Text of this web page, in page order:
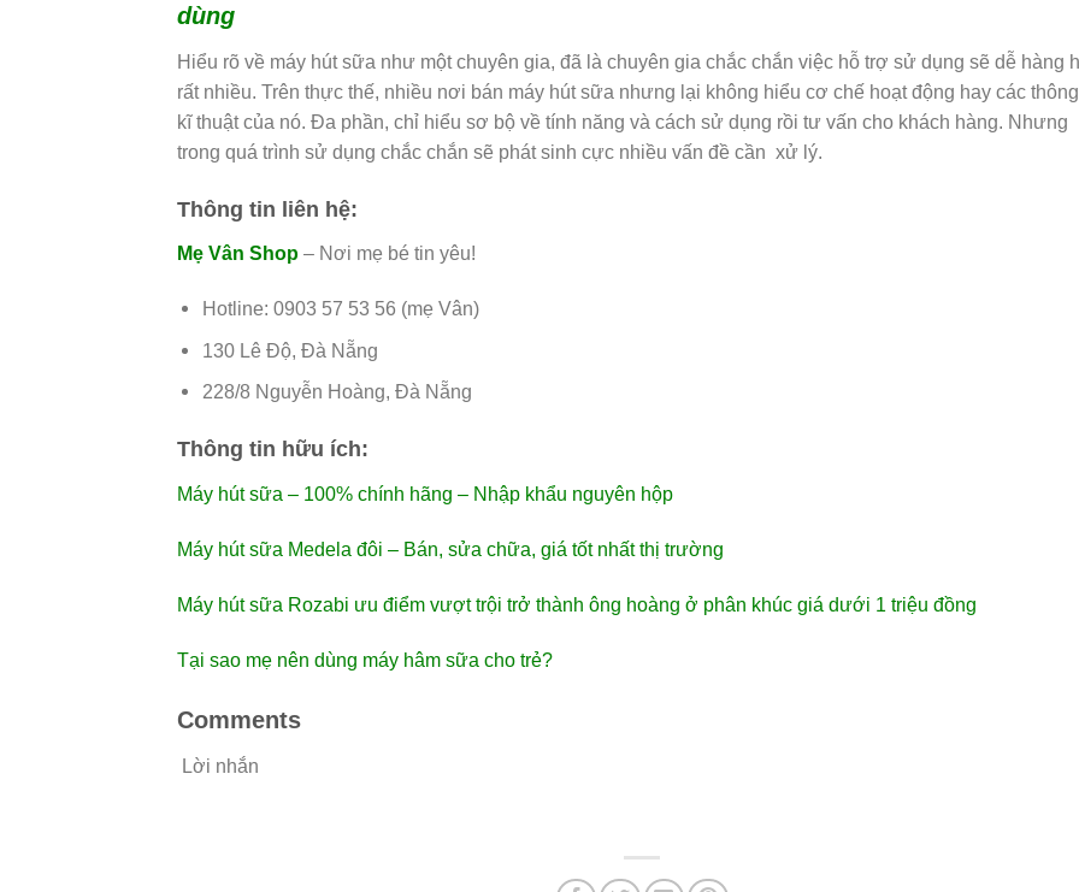
dùng
Hiểu rõ về máy hút sữa như một chuyên gia, đã là chuyên gia chắc chắn việc hỗ trợ sử dụng sẽ dễ hàng
rất nhiều. Trên thực thế, nhiều nơi bán máy hút sữa nhưng lại không hiểu cơ chế hoạt động hay các
kĩ thuật của nó. Đa phần, chỉ hiểu sơ bộ về tính năng và cách sử dụng rồi tư vấn cho khách hàng. Nhưng
trong quá trình sử dụng chắc chắn sẽ phát sinh cực nhiều vấn đề cần xử lý.
Thông tin liên hệ:
Mẹ Vân Shop – Nơi mẹ bé tin yêu!
Hotline: 0903 57 53 56 (mẹ Vân)
130 Lê Độ, Đà Nẵng
228/8 Nguyễn Hoàng, Đà Nẵng
Thông tin hữu ích:
Máy hút sữa – 100% chính hãng – Nhập khẩu nguyên hộp
Máy hút sữa Medela đôi – Bán, sửa chữa, giá tốt nhất thị trường
Máy hút sữa Rozabi ưu điểm vượt trội trở thành ông hoàng ở phân khúc giá dưới 1 triệu đồng
Tại sao mẹ nên dùng máy hâm sữa cho trẻ?
Comments
Lời nhắn